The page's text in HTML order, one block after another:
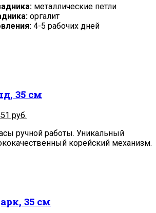
металлические петли
оргалит
4-5 рабочих дней
35 см
руб.
8,451
руб..
ручной работы. Уникальный
корейский механизм.
35 см